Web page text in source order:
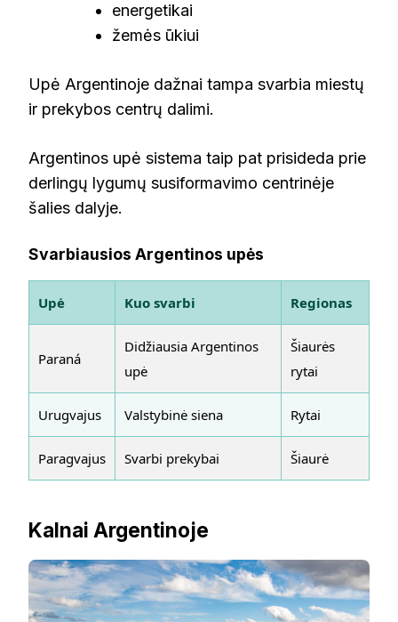
energetikai
žemės ūkiui
Upė Argentinoje dažnai tampa svarbia miestų
ir prekybos centrų dalimi.
Argentinos upė sistema taip pat prisideda prie
derlingų lygumų susiformavimo centrinėje
šalies dalyje.
Svarbiausios Argentinos upės
Upė Kuo svarbi Regionas
Paraná
Didžiausia Argentinos
upė
Šiaurės
rytai
Urugvajus Valstybinė siena Rytai
Paragvajus Svarbi prekybai Šiaurė
Kalnai Argentinoje